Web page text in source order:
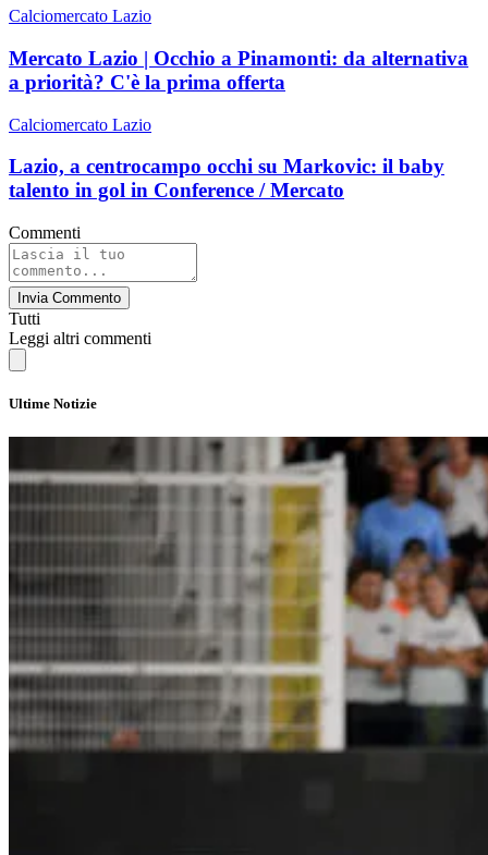
Calciomercato Lazio
Mercato Lazio | Occhio a Pinamonti: da alternativa
a priorità? C'è la prima offerta
Calciomercato Lazio
Lazio, a centrocampo occhi su Markovic: il baby
talento in gol in Conference / Mercato
Commenti
Invia Commento
Tutti
Leggi altri commenti
Ultime Notizie